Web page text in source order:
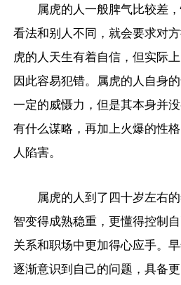
属虎的人一般脾气比较差
看法和别人不同，就会要求对
虎的人天生有着自信，但实际
因此容易犯错。属虎的人自身
一定的威慑力，但是其本身并
有什么谋略，再加上火爆的性
人陷害。
属虎的人到了四十岁左右
智变得成熟稳重，更懂得控制
关系和职场中更加得心应手。
逐渐意识到自己的问题，具备